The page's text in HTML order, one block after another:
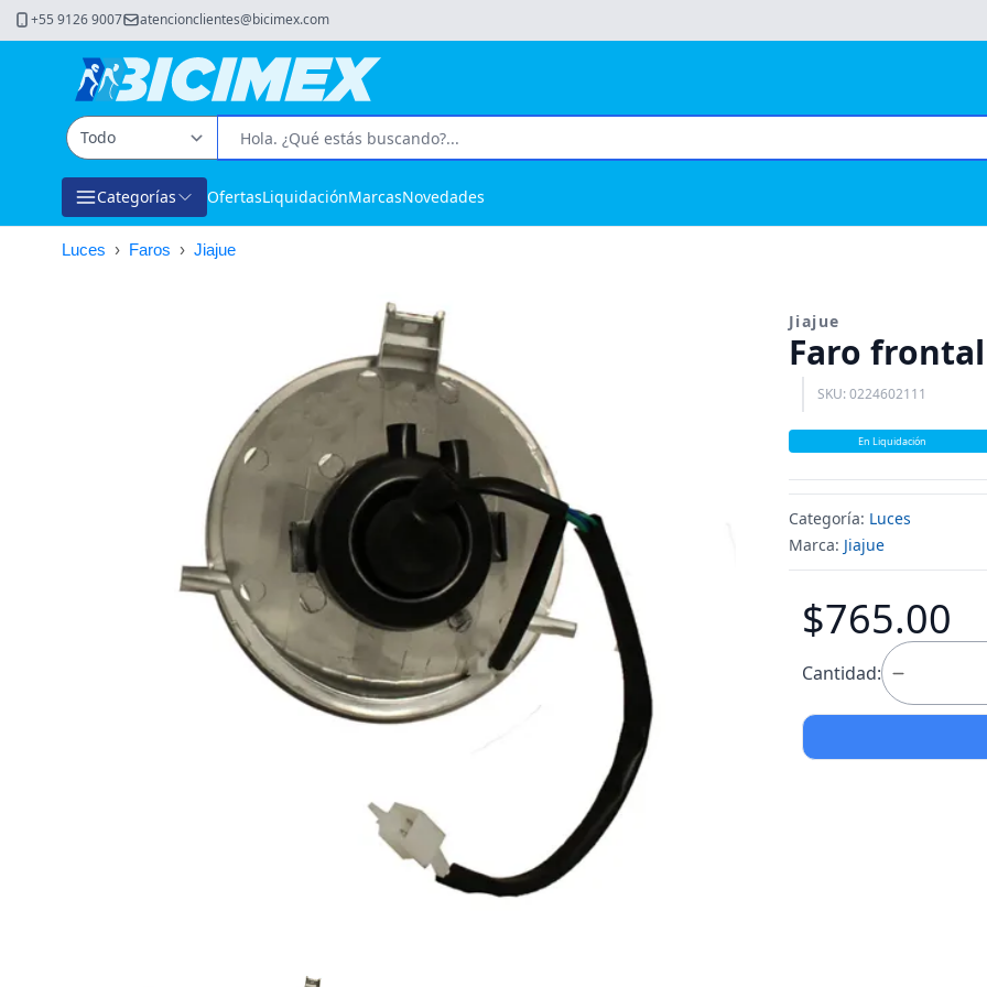
+55 9126 9007 atencionclientes@bicimex.com
Categorías OfertasLiquidaciónMarcasNovedades
Luces › Faros › Jiajue
Jiajue
Faro
SKU: 0224602111
En Liquidación
Categoría: Luces
Marca: Jiajue
$765.00
Cantidad: